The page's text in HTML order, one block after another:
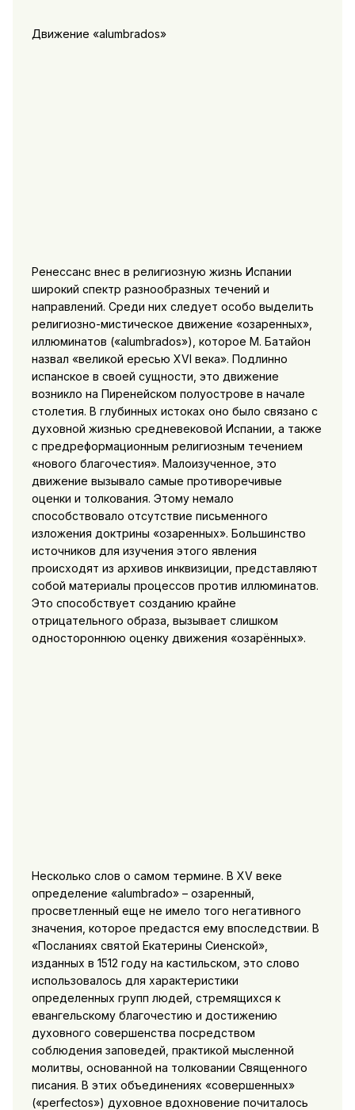
Движение «alumbrados»
Ренессанс внес в религиозную жизнь Испании
широкий спектр разнообразных течений и
направлений. Среди них следует особо выделить
религиозно-мистическое движение «озаренных»,
иллюминатов («alumbrados»), которое М. Батайон
назвал «великой ересью XVI века». Подлинно
испанское в своей сущности, это движение
возникло на Пиренейском полуострове в начале
столетия. В глубинных истоках оно было связано с
духовной жизнью средневековой Испании, а также
с предреформационным религиозным течением
«нового благочестия». Малоизученное, это
движение вызывало самые противоречивые
оценки и толкования. Этому немало
способствовало отсутствие письменного
изложения доктрины «озаренных». Большинство
источников для изучения этого явления
происходят из архивов инквизиции, представляют
собой материалы процессов против иллюминатов.
Это способствует созданию крайне
отрицательного образа, вызывает слишком
одностороннюю оценку движения «озарённых».
Несколько слов о самом термине. В XV веке
определение «alumbrado» – озаренный,
просветленный еще не имело того негативного
значения, которое предастся ему впоследствии. В
«Посланиях святой Екатерины Сиенской»,
изданных в 1512 году на кастильском, это слово
использовалось для характеристики
определенных групп людей, стремящихся к
евангельскому благочестию и достижению
духовного совершенства посредством
соблюдения заповедей, практикой мысленной
молитвы, основанной на толковании Священного
писания. В этих объединениях «совершенных»
(«perfectos») духовное вдохновение почиталось